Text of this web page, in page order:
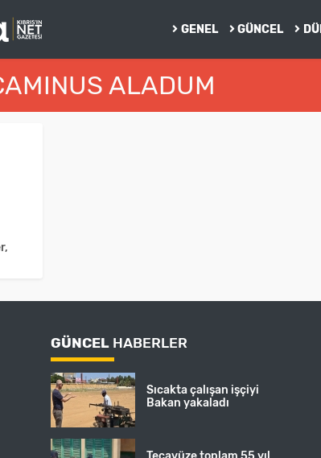
GENEL GÜNCEL
ALADUM
GÜNCEL HABERLER
Sıcakta çalışan işçiyi
Bakan yakaladı